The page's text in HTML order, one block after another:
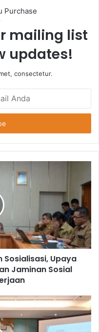
Purchase
mailing list
updates!
consectetur.
Sosialisasi, Upaya
Jaminan Sosial